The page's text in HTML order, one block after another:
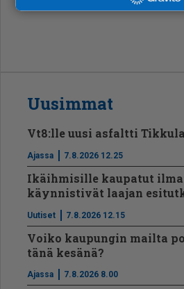
Uusimmat
Vt8:lle uusi asfaltti
Ajassa 7.8.2026 12.25
Ikäihmisille kaupatut
käynnistivät laajan
Uutiset 7.8.2026 12.15
Voiko kaupungin mailta
tänä kesänä?
Ajassa 7.8.2026 8.00